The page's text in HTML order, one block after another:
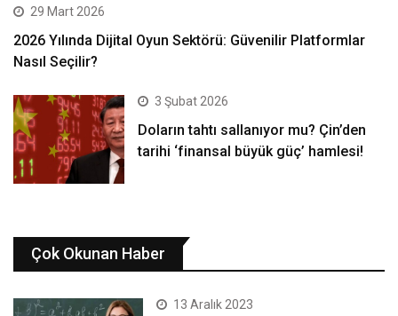
29 Mart 2026
2026 Yılında Dijital Oyun Sektörü: Güvenilir Platformlar
Nasıl Seçilir?
3 Şubat 2026
Doların tahtı sallanıyor mu? Çin’den
tarihi ‘finansal büyük güç’ hamlesi!
Çok Okunan Haber
13 Aralık 2023